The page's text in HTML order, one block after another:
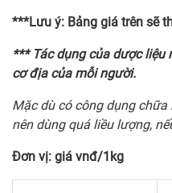
***Lưu ý: Bảng giá trên sẽ
*** Tác dụng của dược liệu
cơ địa của mỗi người.
Mặc dù có công dụng
nên dùng quá liều lượng,
Đơn vị: giá vnđ/1kg